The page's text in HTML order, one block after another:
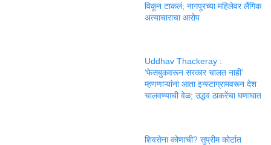
विकून टाकलं; नागपूरच्या महिलेवर लैंगिक
अत्याचाराचा आरोप
Uddhav Thackeray :
‘फेसबुकवरून सरकार चालत नाही’
म्हणणाऱ्यांना आता इन्स्टाग्रामवरून देश
चालवण्याची वेळ; उद्धव ठाकरेंचा घणाघात
शिवसेना कोणाची? सुप्रीम कोर्टात